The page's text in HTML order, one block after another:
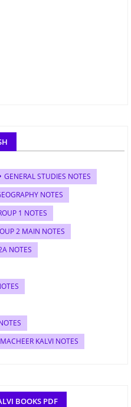
GENERAL STUDIES NOTES
NOTES
1 NOTES
2 MAIN NOTES
NOTES
KALVI NOTES
BOOKS PDF